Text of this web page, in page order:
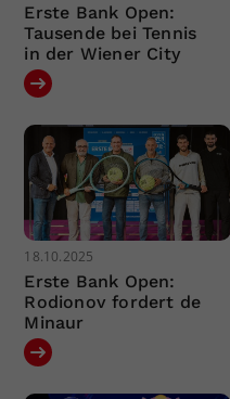
Erste Bank Open:
Tausende bei Tennis
in der Wiener City
18.10.2025
Erste Bank Open:
Rodionov fordert de
Minaur